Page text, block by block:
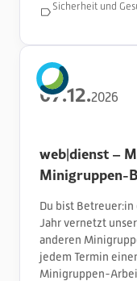
Sicherheit und
07.12.2026
web|dienst –
Minigruppen-
Du bist
Jahr vernetzt
anderen
jedem Termin
Minigruppen-